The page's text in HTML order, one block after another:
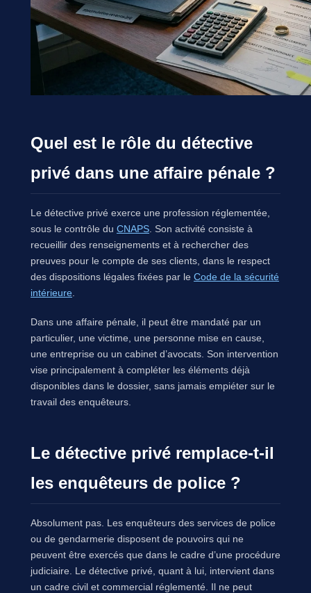
Quel est le rôle du détective
privé dans une affaire pénale ?
Le détective privé exerce une profession réglementée,
sous le contrôle du CNAPS . Son activité consiste à
recueillir des renseignements et à rechercher des
preuves pour le compte de ses clients, dans le respect
des dispositions légales fixées par le Code de la sécurité
intérieure
Dans une affaire pénale, il peut être mandaté par un
particulier, une victime, une personne mise en cause,
une entreprise ou un cabinet d’avocats. Son intervention
vise principalement à compléter les éléments déjà
disponibles dans le dossier, sans jamais empiéter sur le
travail des enquêteurs.
Le détective privé remplace-t-il
les enquêteurs de police ?
Absolument pas. Les enquêteurs des services de police
ou de gendarmerie disposent de pouvoirs qui ne
peuvent être exercés que dans le cadre d’une procédure
judiciaire. Le détective privé, quant à lui, intervient dans
un cadre civil et commercial réglementé. Il ne peut